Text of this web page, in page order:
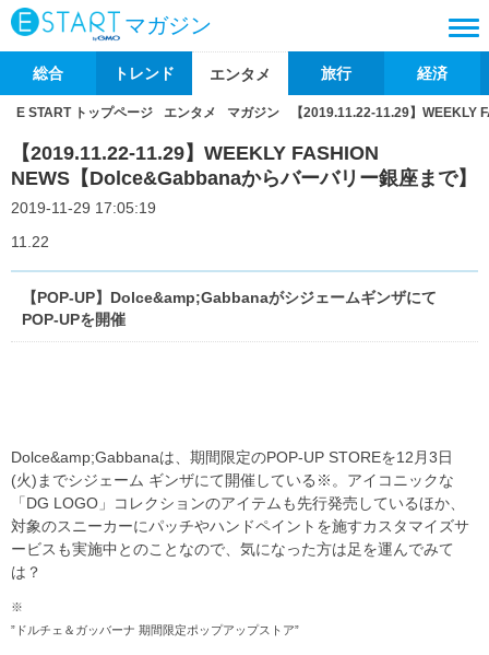
マガジン
総合 トレンド エンタメ 旅行 経済
E START トップページ エンタメ マガジン 【2019.11.22-11.29】WEEKLY
【2019.11.22-11.29】WEEKLY FASHION
NEWS【Dolce&Gabbanaからバーバリー銀座まで】
2019-11-29 17:05:19
11.22
【POP-UP】Dolce&amp;Gabbanaがシジェームギンザにて
POP-UPを開催
Dolce&amp;Gabbanaは、期間限定のPOP-UP STOREを12月3日
(火)までシジェーム ギンザにて開催している※。アイコニックな
「DG LOGO」コレクションのアイテムも先行発売しているほか、
対象のスニーカーにパッチやハンドペイントを施すカスタマイズサ
ービスも実施中とのことなので、気になった方は足を運んでみて
は？
※
”ドルチェ＆ガッバーナ 期間限定ポップアップストア”